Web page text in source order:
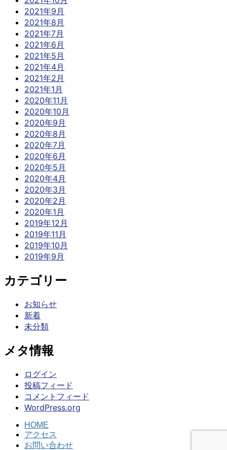
2021年9月
2021年8月
2021年7月
2021年6月
2021年5月
2021年4月
2021年2月
2021年1月
2020年11月
2020年10月
2020年9月
2020年8月
2020年7月
2020年6月
2020年5月
2020年4月
2020年3月
2020年2月
2020年1月
2019年12月
2019年11月
2019年10月
2019年9月
カテゴリー
お知らせ
新着
未分類
メタ情報
ログイン
投稿フィード
コメントフィード
WordPress.org
HOME
アクセス
お問い合わせ